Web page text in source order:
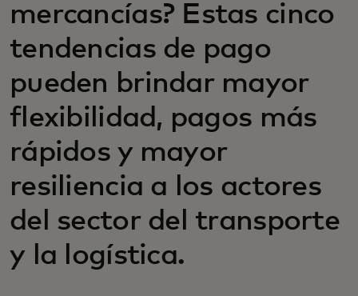
mercancías? Estas cinco
tendencias de pago
pueden brindar mayor
flexibilidad, pagos más
rápidos y mayor
resiliencia a los actores
del sector del transporte
y la logística.